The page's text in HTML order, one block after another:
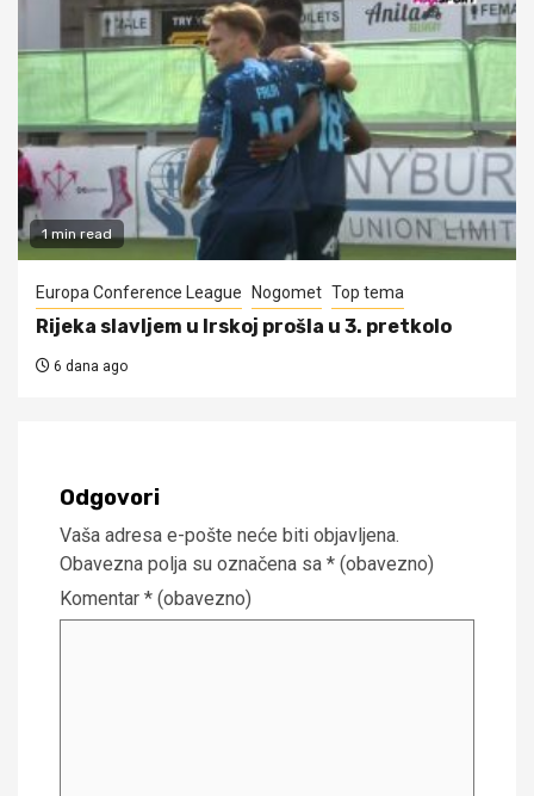
1 min read
Europa Conference League Nogomet Top tema
Rijeka slavljem u Irskoj prošla u 3. pretkolo
6 dana ago
Odgovori
Vaša adresa e-pošte neće biti objavljena.
Obavezna polja su označena sa * (obavezno)
Komentar * (obavezno)